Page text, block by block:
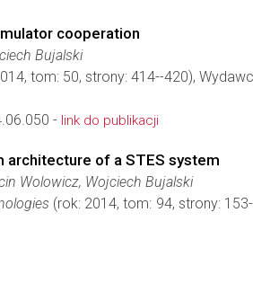
cooperation
Bujalski
tom: 50, strony: 414--420),
- link do publikacji
of a STES system
Wolowicz, Wojciech Bujalski
(rok: 2014, tom: 94, strony: